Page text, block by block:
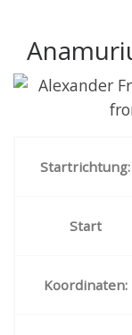
Startrichtung:
Start
Koordinaten: